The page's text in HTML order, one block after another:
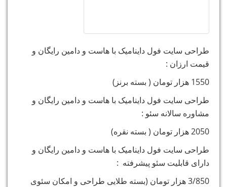
طراحی سایت فول داینامیک با هاست و دامین رایگان و
قیمت ارزان :
1550 هزار تومان ( بسته برنز)
طراحی سایت فول داینامیک با هاست و دامین رایگان و
مشاوره سالانه سئو :
2050 هزار تومان ( بسته نقره)
طراحی سایت فول داینامیک با هاست و دامین رایگان و
دارای قابلیت سئو پیشرفته :
3/850 هزار تومان (بسته طلایی طراحی و امکان سئوی